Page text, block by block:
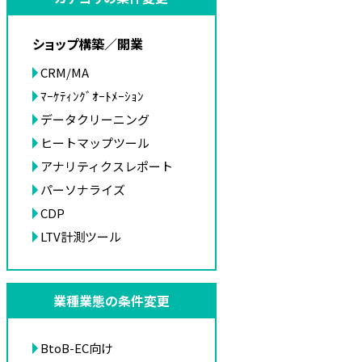
ショップ構築／開業
CRM/MA
ﾏｰｹﾃｨﾝｸﾞｵｰﾄﾒｰｼｮﾝ
データクリーニング
ヒートマップツール
アナリティクスレポート
パーソナライズ
CDP
LTV計測ツール
業種業態の条件変更
BtoB-EC向け